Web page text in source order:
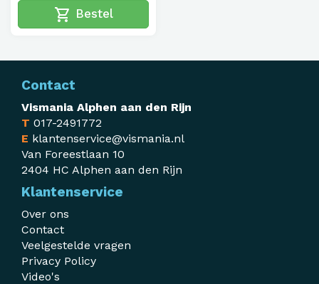
shopping_cart Bestel
Contact
Vismania Alphen aan den Rijn
T 017-2491772
E klantenservice@vismania.nl
Van Foreestlaan 10
2404 HC Alphen aan den Rijn
Klantenservice
Over ons
Contact
Veelgestelde vragen
Privacy Policy
Video's